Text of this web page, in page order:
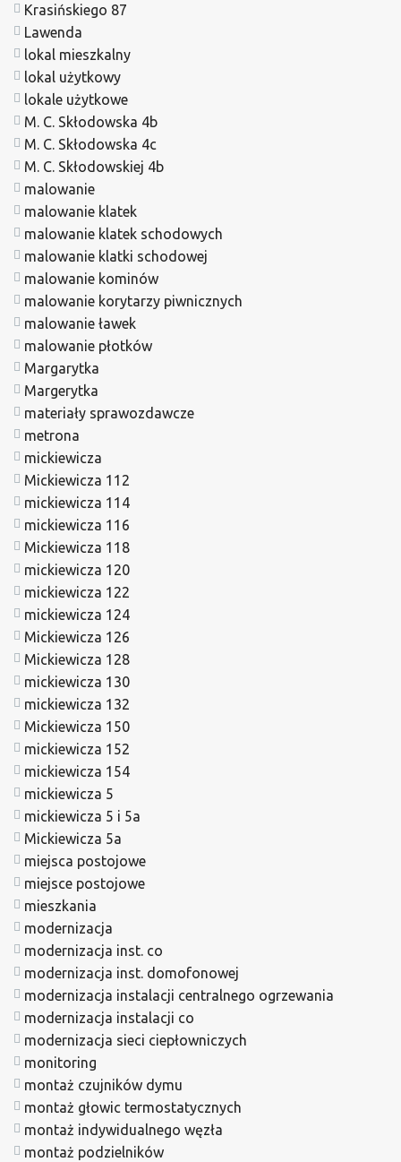
Krasińskiego 87
Lawenda
lokal mieszkalny
lokal użytkowy
lokale użytkowe
M. C. Skłodowska 4b
M. C. Skłodowska 4c
M. C. Skłodowskiej 4b
malowanie
malowanie klatek
malowanie klatek schodowych
malowanie klatki schodowej
malowanie kominów
malowanie korytarzy piwnicznych
malowanie ławek
malowanie płotków
Margarytka
Margerytka
materiały sprawozdawcze
metrona
mickiewicza
Mickiewicza 112
mickiewicza 114
mickiewicza 116
Mickiewicza 118
mickiewicza 120
mickiewicza 122
mickiewicza 124
Mickiewicza 126
Mickiewicza 128
mickiewicza 130
mickiewicza 132
Mickiewicza 150
mickiewicza 152
mickiewicza 154
mickiewicza 5
mickiewicza 5 i 5a
Mickiewicza 5a
miejsca postojowe
miejsce postojowe
mieszkania
modernizacja
modernizacja inst. co
modernizacja inst. domofonowej
modernizacja instalacji centralnego ogrzewania
modernizacja instalacji co
modernizacja sieci ciepłowniczych
monitoring
montaż czujników dymu
montaż głowic termostatycznych
montaż indywidualnego węzła
montaż podzielników